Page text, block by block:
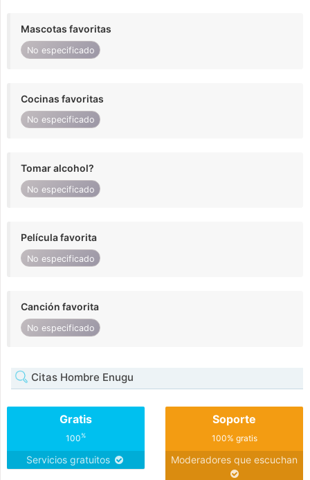
Mascotas favoritas
No especificado
Cocinas favoritas
No especificado
Tomar alcohol?
No especificado
Película favorita
No especificado
Canción favorita
No especificado
Citas Hombre Enugu
Gratis
100%
Servicios gratuitos
Soporte
100% gratis
Moderadores que escuchan